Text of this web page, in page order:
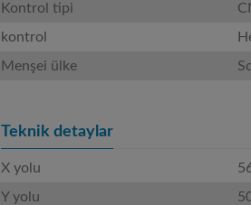
Kontrol tipi
kontrol
Menşei ülke
Teknik detaylar
X yolu
Y yolu